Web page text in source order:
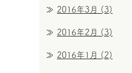
2016年3月 (3)
2016年2月 (3)
2016年1月 (2)